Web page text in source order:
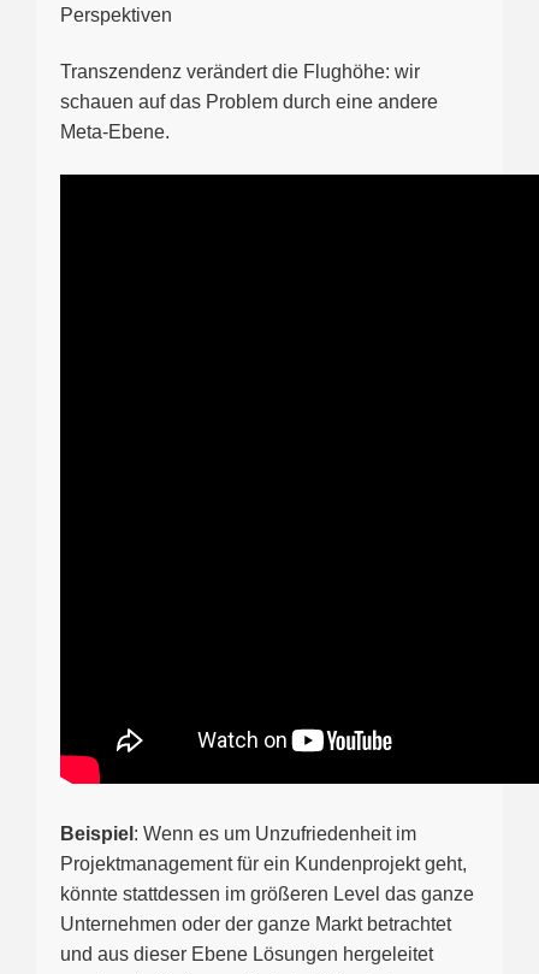
Transzendenz verändert die Flughöhe: wir
schauen auf das Problem durch eine andere
Meta-Ebene.
Beispiel : Wenn es um Unzufriedenheit im
Projektmanagement für ein Kundenprojekt geht,
könnte stattdessen im größeren Level das ganze
Unternehmen oder der ganze Markt betrachtet
und aus dieser Ebene Lösungen hergeleitet